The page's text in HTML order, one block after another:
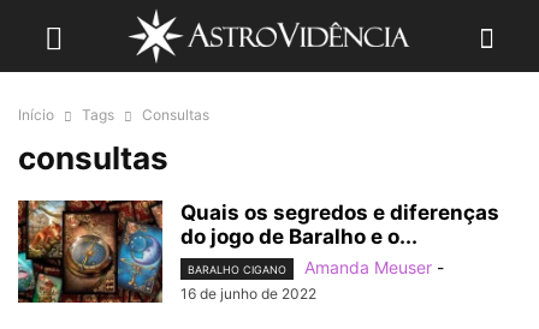
Início Tags Consultas
consultas
Quais os segredos e diferenças
do jogo de Baralho e o...
BARALHO CIGANO Amanda Meuser -
16 de junho de 2022